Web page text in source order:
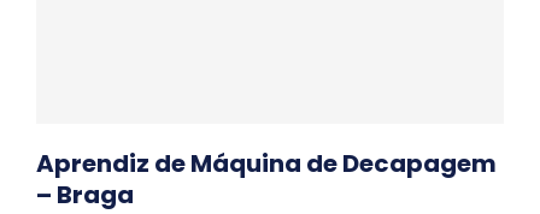
Aprendiz de Máquina de Decapagem
– Braga